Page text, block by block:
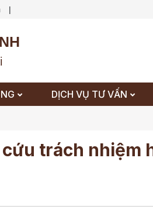
|
DỊCH VỤ TƯ VẤN
trách nhiệm